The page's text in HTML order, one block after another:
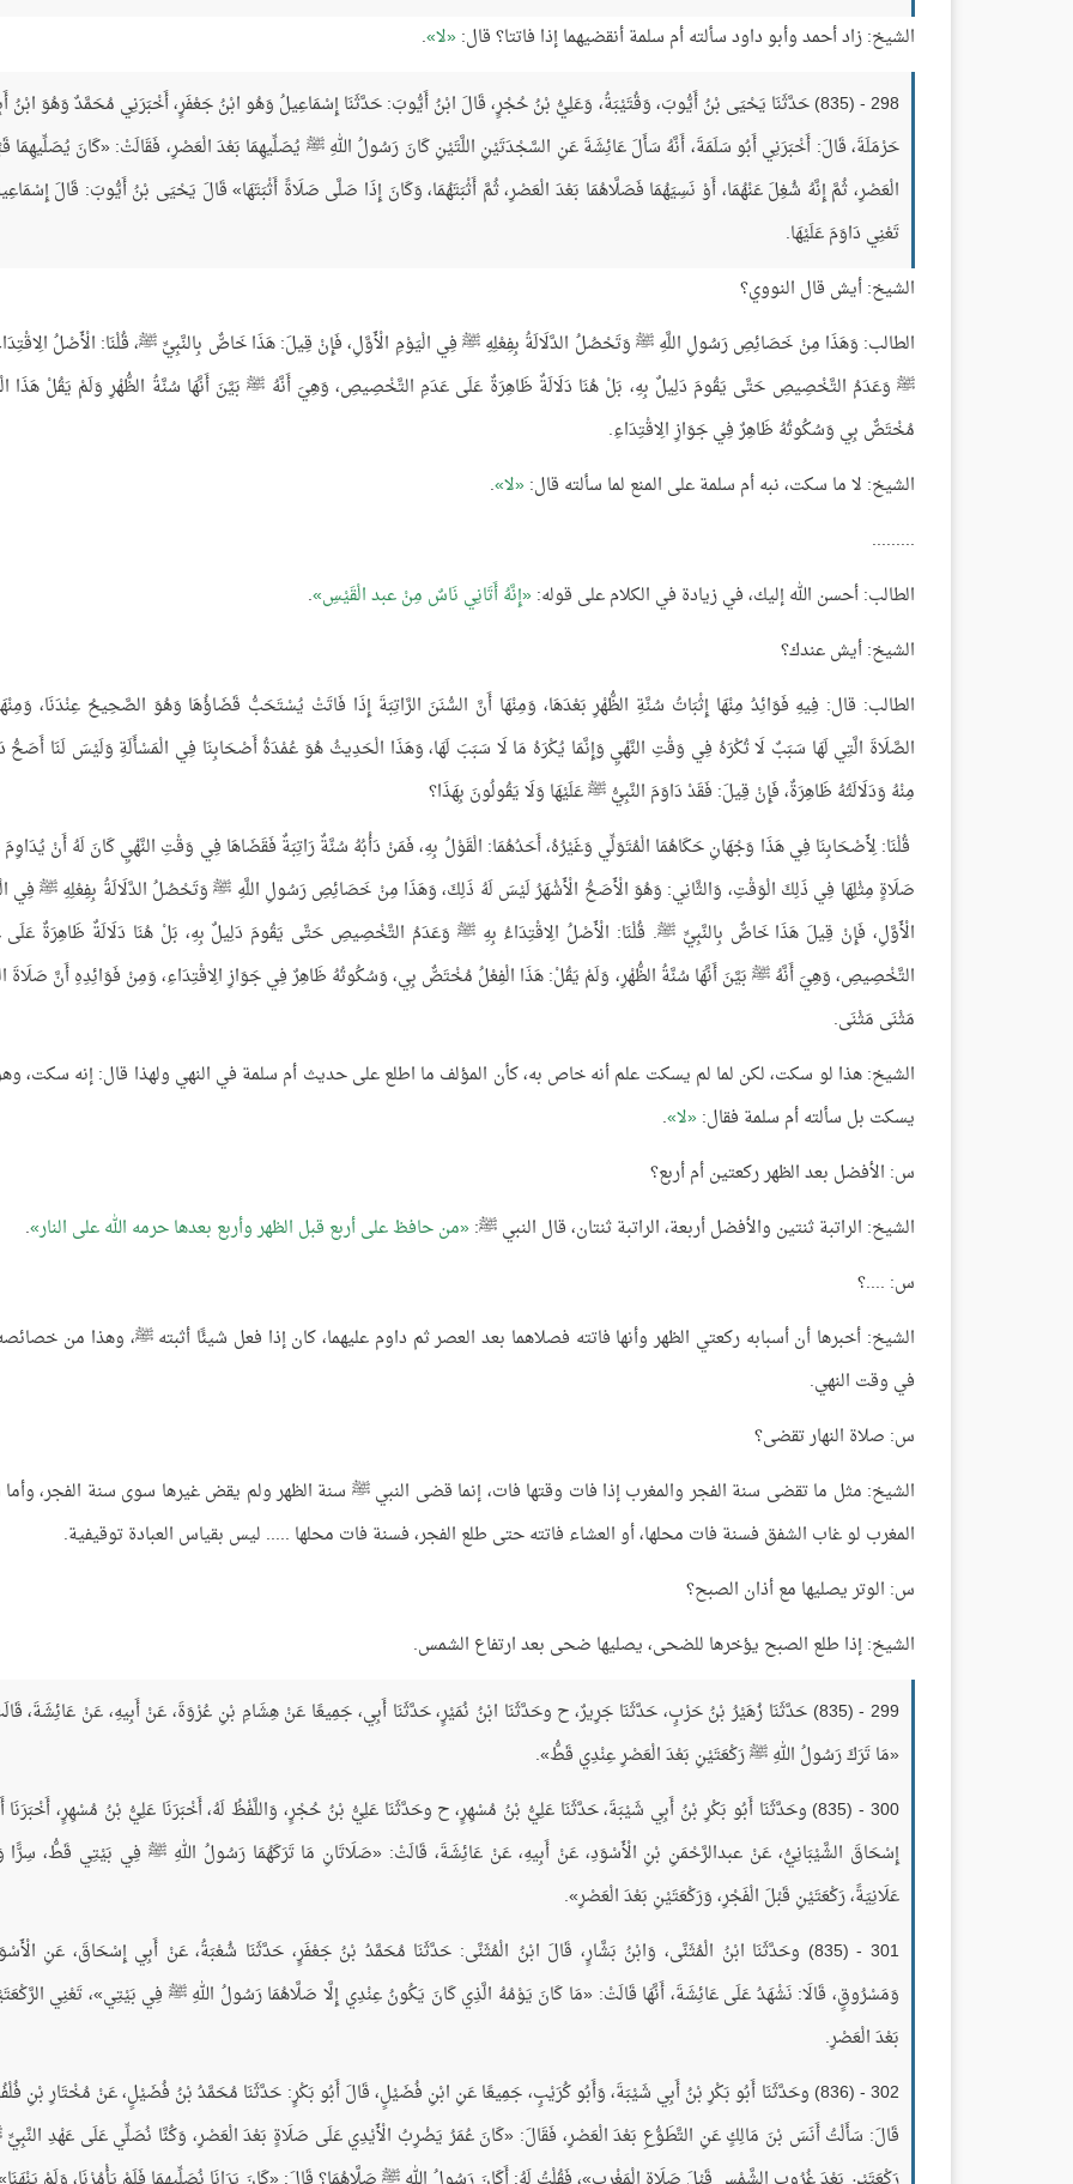
الشيخ: زاد أحمد وأبو داود سألته أم سلمة أنقضيهما إذا فاتتا؟ قال: لا .
298 - (835) حَدَّثَنَا يَحْيَى بْنُ أَيُّوبَ، وَقُتَيْبَةُ، وَعَلِيُّ بْنُ حُجْرٍ، قَالَ ابْنُ أَيُّوبَ: حَدَّثَنَا إِسْمَاعِيلُ وَهُو ابْنُ جَعْفَرٍ، أَخْبَرَنِي مُحَمَّدٌ وَهُوَ ابْنُ
حَرْمَلَةَ، قَالَ: أَخْبَرَنِي أَبُو سَلَمَةَ، أَنَّهُ سَأَلَ عَائِشَةَ عَنِ السَّجْدَتَيْنِ اللَّتَيْنِ كَانَ رَسُولُ اللهِ ﷺ يُصَلِّيهِمَا بَعْدَ الْعَصْرِ، فَقَالَتْ: «كَانَ يُصَلِّيهِمَا
الْعَصْرِ، ثُمَّ إِنَّهُ شُغِلَ عَنْهُمَا، أَوْ نَسِيَهُمَا فَصَلَّاهُمَا بَعْدَ الْعَصْرِ، ثُمَّ أَثْبَتَهُمَا، وَكَانَ إِذَا صَلَّى صَلَاةً أَثْبَتَهَا» قَالَ يَحْيَى بْنُ أَيُّوبَ: قَالَ
تَعْنِي دَاوَمَ عَلَيْهَا.
الشيخ: أيش قال النووي؟
الطالب: وَهَذَا مِنْ خَصَائِصِ رَسُولِ اللَّهِ ﷺ وَتَحْصُلُ الدَّلَالَةُ بِفِعْلِهِ ﷺ فِي الْيَوْمِ الْأَوَّلِ، فَإِنْ قِيلَ: هَذَا خَاصٌّ بِالنَّبِيِّ ﷺ، قُلْنَا: الْأَصْلُ
ﷺ وَعَدَمُ التَّخْصِيصِ حَتَّى يَقُومَ دَلِيلٌ بِهِ، بَلْ هُنَا دَلَالَةٌ ظَاهِرَةٌ عَلَى عَدَمِ التَّخْصِيصِ، وَهِيَ أَنَّهُ ﷺ بَيَّنَ أَنَّهَا سُنَّةُ الظُّهْرِ وَلَمْ يَقُلْ هَذَا
مُخْتَصٌّ بِي وَسُكُوتُهُ ظَاهِرٌ فِي جَوَازِ الِاقْتِدَاءِ.
الشيخ: لا ما سكت، نبه أم سلمة على المنع لما سألته قال: لا .
.........
الطالب: أحسن الله إليك، في زيادة في الكلام على قوله: إِنَّهُ أَتَانِي نَاسٌ مِنْ عبد الْقَيْسِ .
الشيخ: أيش عندك؟
الطالب: قال: فِيهِ فَوَائِدُ مِنْهَا إِثْبَاتُ سُنَّةِ الظُّهْرِ بَعْدَهَا، وَمِنْهَا أَنَّ السُّنَنَ الرَّاتِبَةَ إِذَا فَاتَتْ يُسْتَحَبُّ قَضَاؤُهَا وَهُوَ الصَّحِيحُ عِنْدَنَا،
الصَّلَاةَ الَّتِي لَهَا سَبَبٌ لَا تُكْرَهُ فِي وَقْتِ النَّهْيِ وَإِنَّمَا يُكْرَهُ مَا لَا سَبَبَ لَهَا، وَهَذَا الْحَدِيثُ هُوَ عُمْدَةُ أَصْحَابِنَا فِي الْمَسْأَلَةِ وَلَيْسَ لَنَا أَصَحُّ
مِنْهُ وَدَلَالَتُهُ ظَاهِرَةٌ، فَإِنْ قِيلَ: فَقَدْ دَاوَمَ النَّبِيُّ ﷺ عَلَيْهَا وَلَا يَقُولُونَ بِهَذَا؟
قُلْنَا: لِأَصْحَابِنَا فِي هَذَا وَجْهَانِ حَكَاهُمَا الْمُتَوَلِّي وَغَيْرُهُ، أَحَدُهُمَا: الْقَوْلُ بِهِ، فَمَنْ دَأْبُهُ سُنَّةٌ رَاتِبَةٌ فَقَضَاهَا فِي وَقْتِ النَّهْيِ كَانَ لَهُ أَنْ
صَلَاةٍ مِثْلِهَا فِي ذَلِكَ الْوَقْتِ، وَالثَّانِي: وَهُوَ الْأَصَحُّ الْأَشْهَرُ لَيْسَ لَهُ ذَلِكَ، وَهَذَا مِنْ خَصَائِصِ رَسُولِ اللَّهِ ﷺ وَتَحْصُلُ الدَّلَالَةُ بِفِعْلِهِ ﷺ فِي
الْأَوَّلِ، فَإِنْ قِيلَ هَذَا خَاصٌّ بِالنَّبِيِّ ﷺ. قُلْنَا: الْأَصْلُ الِاقْتِدَاءُ بِهِ ﷺ وَعَدَمُ التَّخْصِيصِ حَتَّى يَقُومَ دَلِيلٌ بِهِ، بَلْ هُنَا دَلَالَةٌ ظَاهِرَةٌ
التَّخْصِيصِ، وَهِيَ أَنَّهُ ﷺ بَيَّنَ أَنَّهَا سُنَّةُ الظُّهْرِ، وَلَمْ يَقُلْ: هَذَا الْفِعْلُ مُخْتَصٌّ بِي، وَسُكُوتُهُ ظَاهِرٌ فِي جَوَازِ الِاقْتِدَاءِ، وَمِنْ فَوَائِدِهِ أَنَّ صَلَاةَ
مَثْنَى مَثْنَى.
الشيخ: هذا لو سكت، لكن لما لم يسكت علم أنه خاص به، كأن المؤلف ما اطلع على حديث أم سلمة في النهي ولهذا قال: إنه سكت،
يسكت بل سألته أم سلمة فقال: لا .
س: الأفضل بعد الظهر ركعتين أم أربع؟
الشيخ: الراتبة ثنتين والأفضل أربعة، الراتبة ثنتان، قال النبي ﷺ: من حافظ على أربع قبل الظهر وأربع بعدها حرمه الله على النار .
س: ....؟
الشيخ: أخبرها أن أسبابه ركعتي الظهر وأنها فاتته فصلاهما بعد العصر ثم داوم عليهما، كان إذا فعل شيئًا أثبته ﷺ، وهذا من
في وقت النهي.
س: صلاة النهار تقضى؟
الشيخ: مثل ما تقضى سنة الفجر والمغرب إذا فات وقتها فات، إنما قضى النبي ﷺ سنة الظهر ولم يقض غيرها سوى سنة الفجر،
المغرب لو غاب الشفق فسنة فات محلها، أو العشاء فاتته حتى طلع الفجر، فسنة فات محلها ..... ليس بقياس العبادة توقيفية.
س: الوتر يصليها مع أذان الصبح؟
الشيخ: إذا طلع الصبح يؤخرها للضحى، يصليها ضحى بعد ارتفاع الشمس.
299 - (835) حَدَّثَنَا زُهَيْرُ بْنُ حَرْبٍ، حَدَّثَنَا جَرِيرٌ، ح وحَدَّثَنَا ابْنُ نُمَيْرٍ، حَدَّثَنَا أَبِي، جَمِيعًا عَنْ هِشَامِ بْنِ عُرْوَةَ، عَنْ أَبِيهِ، عَنْ عَائِشَةَ،
«مَا تَرَكَ رَسُولُ اللهِ ﷺ رَكْعَتَيْنِ بَعْدَ الْعَصْرِ عِنْدِي قَطُّ».
300 - (835) وحَدَّثَنَا أَبُو بَكْرِ بْنُ أَبِي شَيْبَةَ، حَدَّثَنَا عَلِيُّ بْنُ مُسْهِرٍ، ح وحَدَّثَنَا عَلِيُّ بْنُ حُجْرٍ، وَاللَّفْظُ لَهُ، أَخْبَرَنَا عَلِيُّ بْنُ مُسْهِرٍ، أَخْبَرَنَا
إِسْحَاقَ الشَّيْبَانِيُّ، عَنْ عبدالرَّحْمَنِ بْنِ الْأَسْوَدِ، عَنْ أَبِيهِ، عَنْ عَائِشَةَ، قَالَتْ: «صَلَاتَانِ مَا تَرَكَهُمَا رَسُولُ اللهِ ﷺ فِي بَيْتِي قَطُّ، سِرًّا
عَلَانِيَةً، رَكْعَتَيْنِ قَبْلَ الْفَجْرِ، وَرَكْعَتَيْنِ بَعْدَ الْعَصْرِ».
301 - (835) وحَدَّثَنَا ابْنُ الْمُثَنَّى، وَابْنُ بَشَّارٍ، قَالَ ابْنُ الْمُثَنَّى: حَدَّثَنَا مُحَمَّدُ بْنُ جَعْفَرٍ، حَدَّثَنَا شُعْبَةُ، عَنْ أَبِي إِسْحَاقَ، عَنِ
وَمَسْرُوقٍ، قَالَا: نَشْهَدُ عَلَى عَائِشَةَ، أَنَّهَا قَالَتْ: «مَا كَانَ يَوْمُهُ الَّذِي كَانَ يَكُونُ عِنْدِي إِلَّا صَلَّاهُمَا رَسُولُ اللهِ ﷺ فِي بَيْتِي»، تَعْنِي
بَعْدَ الْعَصْرِ.
302 - (836) وحَدَّثَنَا أَبُو بَكْرِ بْنُ أَبِي شَيْبَةَ، وَأَبُو كُرَيْبٍ، جَمِيعًا عَنِ ابْنِ فُضَيْلٍ، قَالَ أَبُو بَكْرٍ: حَدَّثَنَا مُحَمَّدُ بْنُ فُضَيْلٍ، عَنْ مُخْتَارِ بْنِ
قَالَ: سَأَلْتُ أَنَسَ بْنَ مَالِكٍ عَنِ التَّطَوُّعِ بَعْدَ الْعَصْرِ، فَقَالَ: «كَانَ عُمَرُ يَضْرِبُ الْأَيْدِي عَلَى صَلَاةٍ بَعْدَ الْعَصْرِ، وَكُنَّا نُصَلِّي عَلَى عَهْدِ